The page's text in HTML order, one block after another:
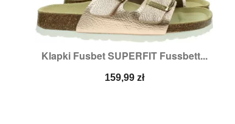
Klapki Fusbet SUPERFIT Fussbett...
Cena
159,99 zł
Szybki podgląd